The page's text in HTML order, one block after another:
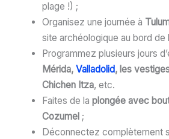
plage !) ;
Organisez une journée à
site archéologique au bord de
Programmez plusieurs jours
Mérida,Valladolid, les
Chichen Itza, etc.
Faites de laplongée avec
Cozumel ;
Déconnectez complètement